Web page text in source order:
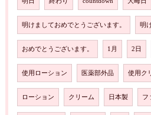
明けましておめでとうございます。 明
おめでとうございます。 1月 2日
使用ローション 医薬部外品 使用ク
ローション クリーム 日本製 フ